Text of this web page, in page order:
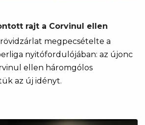
rajt a Corvinul ellen
megpecsételte a
nyitófordulójában: az újonc
ellen háromgólos
az új idényt.